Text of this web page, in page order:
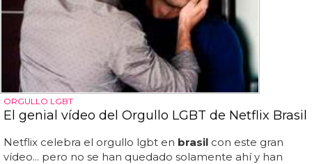
ORGULLO LGBT
El genial vídeo del Orgullo LGBT de Netflix Brasil
Netflix celebra el orgullo lgbt en brasil con este gran
vídeo... pero no se han quedado solamente ahí y han